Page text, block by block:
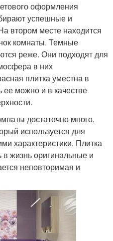
оформления
успешные и
втором месте находится
комнаты. Темные
реже. Они подходят для
в них
плитка уместна в
ее можно и в качестве
достаточно много.
используется для
характеристики. Плитка
в жизнь оригинальные и
неповторимая и